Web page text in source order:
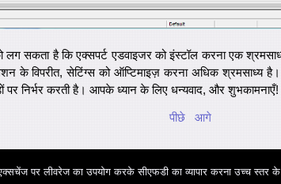
सकता है कि एक्सपर्ट एडवाइजर को इंस्टॉल करना एक
के विपरीत, सेटिंग्स को ऑप्टिमाइज़ करना अधिक श्रमसाध्य
पर निर्भर करती है। आपके ध्यान के लिए धन्यवाद, और शुभकामनाएँ!
पीछे आगे
पर लीवरेज का उपयोग करके सीएफडी का व्यापार करना उच्च स्तर के